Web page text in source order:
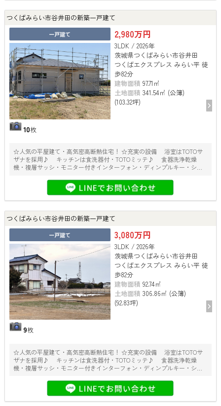
つくばみらい市谷井田の新築一戸建て
一戸建て
10枚
2,980万円
3LDK / 2026年
茨城県つくばみらい市谷井田
つくばエクスプレス みらい平 徒
歩82分
建物面積 97.71㎡
土地面積 341.54㎡ (公簿)
(103.32坪)
☆人気の平屋建て・高気密高断熱住宅！ ☆充実の設備 浴室はTOTOサ
ザナを採用♪ キッチンは食洗器付・TOTOミッテ♪ 食器洗浄乾燥
機・複層サッシ・モニター付きインターフォン・ディンプルキー・シャ
つくばみらい市谷井田の新築一戸建て
一戸建て
9枚
3,080万円
3LDK / 2026年
茨城県つくばみらい市谷井田
つくばエクスプレス みらい平 徒
歩82分
建物面積 92.74㎡
土地面積 306.86㎡ (公簿)
(92.83坪)
☆人気の平屋建て・高気密高断熱住宅！ ☆充実の設備 浴室はTOTOサ
ザナを採用♪ キッチンは食洗器付・TOTOミッテ♪ 食器洗浄乾燥
機・複層サッシ・モニター付きインターフォン・ディンプルキー・シャ